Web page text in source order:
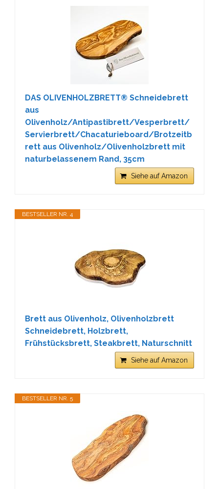
DAS OLIVENHOLZBRETT® Schneidebrett
aus
Olivenholz/Antipastibrett/Vesperbrett/
Servierbrett/Chacaturieboard/Brotzeitb
rett aus Olivenholz/Olivenholzbrett mit
naturbelassenem Rand, 35cm
Siehe auf Amazon
BESTSELLER NR. 4
Brett aus Olivenholz, Olivenholzbrett
Schneidebrett, Holzbrett,
Frühstücksbrett, Steakbrett, Naturschnitt
Siehe auf Amazon
BESTSELLER NR. 5